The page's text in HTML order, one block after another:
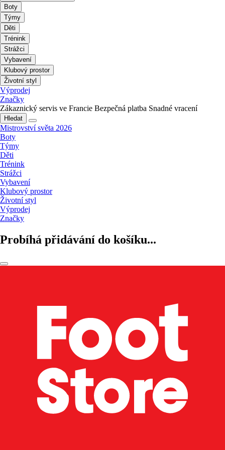
Boty
Týmy
Děti
Trénink
Strážci
Vybavení
Klubový prostor
Životní styl
Výprodej
Značky
Zákaznický servis ve Francie Bezpečná platba Snadné vracení
Hledat
Mistrovství světa 2026
Boty
Týmy
Děti
Trénink
Strážci
Vybavení
Klubový prostor
Životní styl
Výprodej
Značky
Probíhá přidávání do košíku...